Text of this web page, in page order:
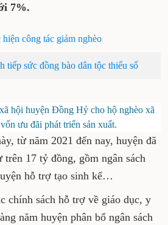
7%.
công tác giảm nghèo
tiếp sức đồng bào dân tộc thiểu số
hội huyện Đồng Hỷ cho hộ nghèo xã
ưu đãi phát triển sản xuất.
từ năm 2021 đến nay, huyện đã
trên 17 tỷ đồng, gồm ngân sách
hỗ trợ tạo sinh kế…
chính sách hỗ trợ về giáo dục, y
năm huyện phân bổ ngân sách